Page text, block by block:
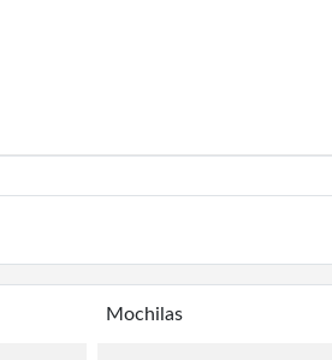
Mochilas